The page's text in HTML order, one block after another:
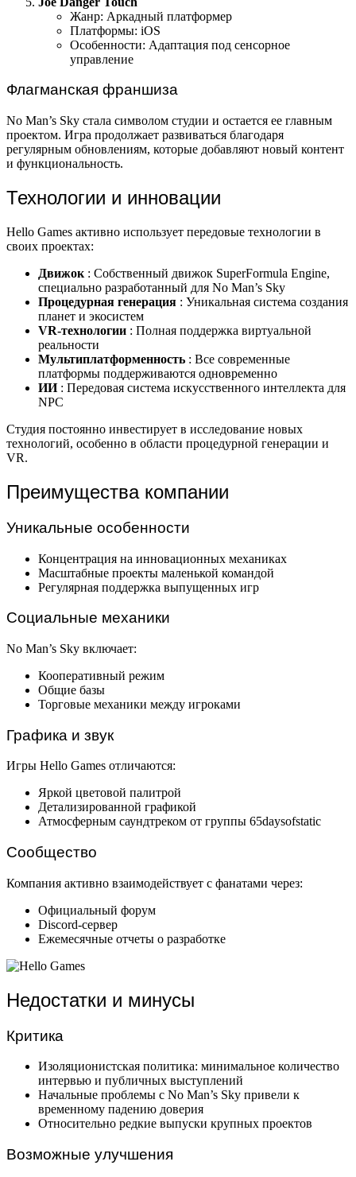
Жанр: Аркадный платформер
Платформы: iOS
Особенности: Адаптация под сенсорное
управление
Флагманская франшиза
No Man’s Sky стала символом студии и остается ее главным
проектом. Игра продолжает развиваться благодаря
регулярным обновлениям, которые добавляют новый контент
и функциональность.
Технологии и инновации
Hello Games активно использует передовые технологии в
своих проектах:
Движок : Собственный движок SuperFormula Engine,
специально разработанный для No Man’s Sky
Процедурная генерация : Уникальная система создания
планет и экосистем
VR-технологии : Полная поддержка виртуальной
реальности
Мультиплатформенность : Все современные
платформы поддерживаются одновременно
ИИ : Передовая система искусственного интеллекта для
NPC
Студия постоянно инвестирует в исследование новых
технологий, особенно в области процедурной генерации и
VR.
Преимущества компании
Уникальные особенности
Концентрация на инновационных механиках
Масштабные проекты маленькой командой
Регулярная поддержка выпущенных игр
Социальные механики
No Man’s Sky включает:
Кооперативный режим
Общие базы
Торговые механики между игроками
Графика и звук
Игры Hello Games отличаются:
Яркой цветовой палитрой
Детализированной графикой
Атмосферным саундтреком от группы 65daysofstatic
Сообщество
Компания активно взаимодействует с фанатами через:
Официальный форум
Discord-сервер
Ежемесячные отчеты о разработке
Недостатки и минусы
Критика
Изоляционистская политика: минимальное количество
интервью и публичных выступлений
Начальные проблемы с No Man’s Sky привели к
временному падению доверия
Относительно редкие выпуски крупных проектов
Возможные улучшения